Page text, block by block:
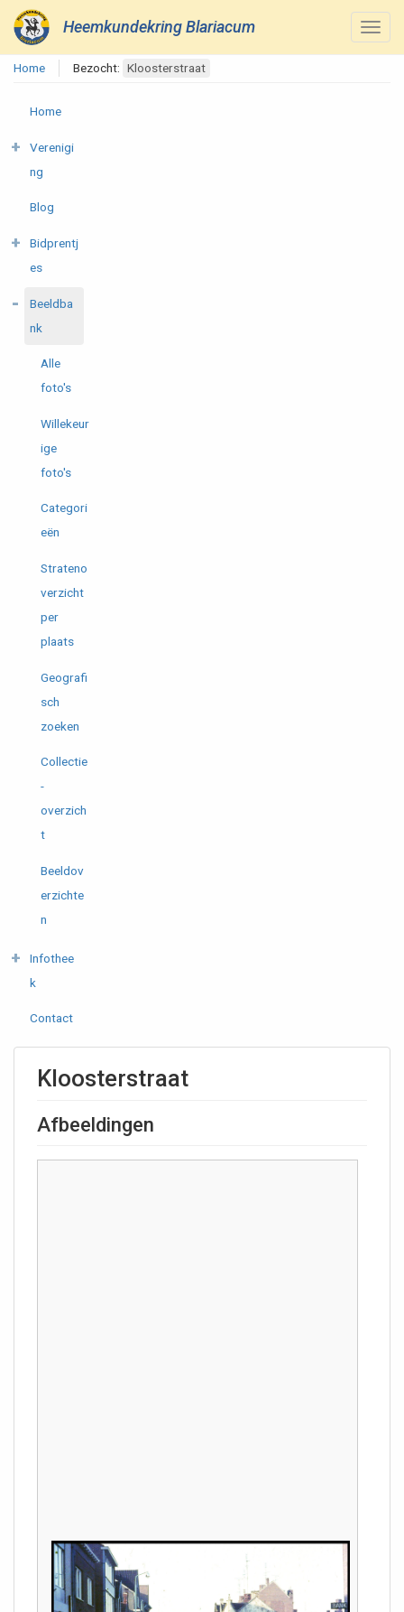
Heemkundekring Blariacum
Home Bezocht: Kloosterstraat
Home
Verenigi
ng
Blog
Bidprentj
es
Beeldba
nk
Alle
foto's
Willekeur
ige
foto's
Categori
eën
Strateno
verzicht
per
plaats
Geografi
sch
zoeken
Collectie
-
overzich
t
Beeldov
erzichte
n
Infothee
k
Contact
Kloosterstraat
Afbeeldingen